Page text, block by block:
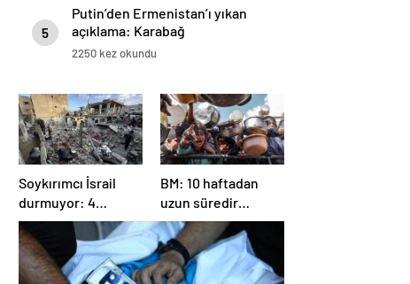
5
Putin’den Ermenistan’ı yıkan
açıklama: Karabağ
Azerbaycan’ın ayrılmaz bir
2250 kez okundu
Soykırımcı İsrail
durmuyor: 4
Filistinli öldü, çok
sayıda yaralı var
BM: 10 haftadan
uzun süredir
Gazze’ye yiyecek,
ilaç, su, çadır
girmedi